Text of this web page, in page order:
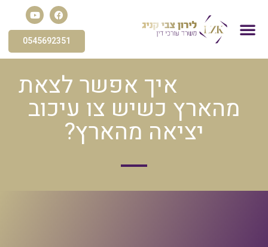
0545692351
איך אפשר לצאת
מהארץ כשיש צו עיכוב
יציאה מהארץ?